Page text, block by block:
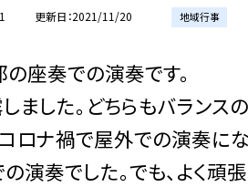
更新日 2021/11/20 地域行事
座奏での演奏です。
ました。どちらもバランス
ロナ禍で屋外での演奏に
演奏でした。でも、よく頑張